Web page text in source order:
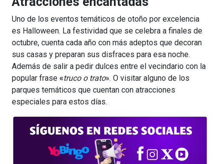
Uno de los eventos temáticos de otoño por excelencia
es Halloween. La festividad que se celebra a finales de
octubre, cuenta cada año con más adeptos que decoran
sus casas y preparan sus disfraces para esa noche.
Además de salir a pedir dulces entre el vecindario con la
popular frase «truco o trato». O visitar alguno de los
parques temáticos que cuentan con atracciones
especiales para estos días.